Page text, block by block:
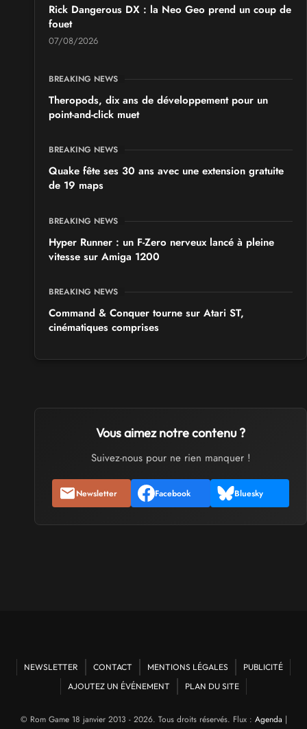
SALONS & CONVENTIONS GEEKS
Japan Manga Wave Colmar 2026
Rick Dangerous DX : la Neo Geo prend un coup de
fouet
07/08/2026
BREAKING NEWS
Theropods, dix ans de développement pour un
point-and-click muet
BREAKING NEWS
Quake fête ses 30 ans avec une extension gratuite
de 19 maps
BREAKING NEWS
Hyper Runner : un F-Zero nerveux lancé à pleine
vitesse sur Amiga 1200
BREAKING NEWS
Command & Conquer tourne sur Atari ST,
cinématiques comprises
Vous aimez notre contenu ?
Suivez-nous pour ne rien manquer !
Newsletter Facebook Bluesky
NEWSLETTER CONTACT MENTIONS LÉGALES
PUBLICITÉ
AJOUTEZ UN ÉVÉNEMENT
PLAN DU SITE
© Rom Game 18 janvier 2013 - 2026. Tous droits réservés. Flux : Agenda |